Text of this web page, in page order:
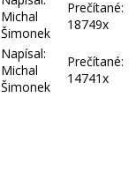
Michal
Šimonek
Prečítané:
18749x
Napísal:
Michal
Šimonek
Prečítané:
14741x